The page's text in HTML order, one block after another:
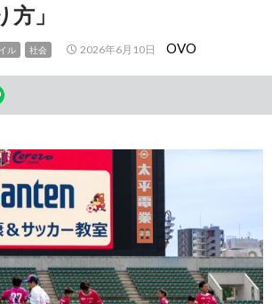
」
ル 社会 2026年6月10日 OVO